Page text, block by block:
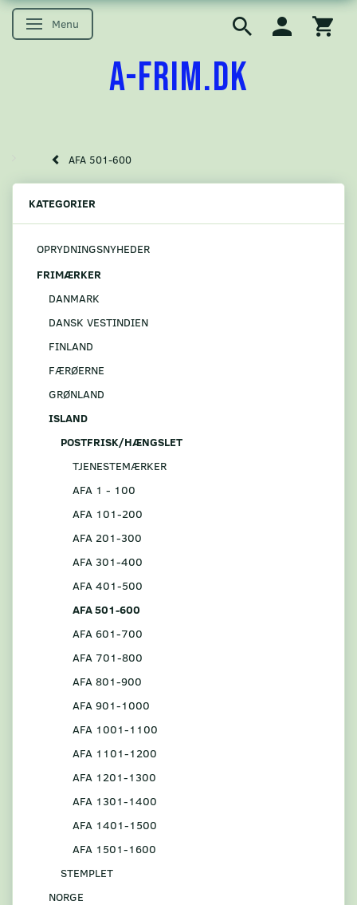
Skifte navigation
Menu
A-FRIM.DK
AFA 501-600
KATEGORIER
OPRYDNINGSNYHEDER
FRIMÆRKER
DANMARK
DANSK VESTINDIEN
FINLAND
FÆRØERNE
GRØNLAND
ISLAND
POSTFRISK/HÆNGSLET
TJENESTEMÆRKER
AFA 1 - 100
AFA 101-200
AFA 201-300
AFA 301-400
AFA 401-500
AFA 501-600
AFA 601-700
AFA 701-800
AFA 801-900
AFA 901-1000
AFA 1001-1100
AFA 1101-1200
AFA 1201-1300
AFA 1301-1400
AFA 1401-1500
AFA 1501-1600
STEMPLET
NORGE